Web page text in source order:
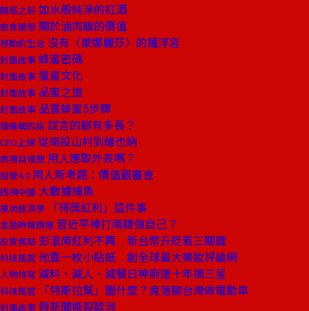
開瓶之前 如水般純淨的紅酒
旅食隨想 關於滷肉飯的價值
移動的生活 沒有〈蒙娜麗莎〉的羅浮宮
封面故事 蜂蜜密碼
封面故事 獵蜜文化
封面故事 品蜜之道
封面故事 品嘗蜂蜜5步驟
總編輯的話 謊言的腳有多長？
CEO上線 從南投山村到維也納
商場自慢塾 用人應取外表嗎？
經營4.0 用人新考題：價值觀審查
透視中國 大數據捕魚
風尚經濟學 「得獎紅利」這件事
金融時報精選 習近平棒打南韓傷自己？
投資焦點 彭淮南紅利不再 新台幣升貶看三關鍵
科技風雲 他靠一枚小貼紙 創全球最大美妝評論網
人物特寫 減料、減人、減餐日神廚連十年摘三星
科技風雲 「特斯拉幫」圖什麼？竟落腳台灣做電動車
封面故事 假新聞撕裂歐洲